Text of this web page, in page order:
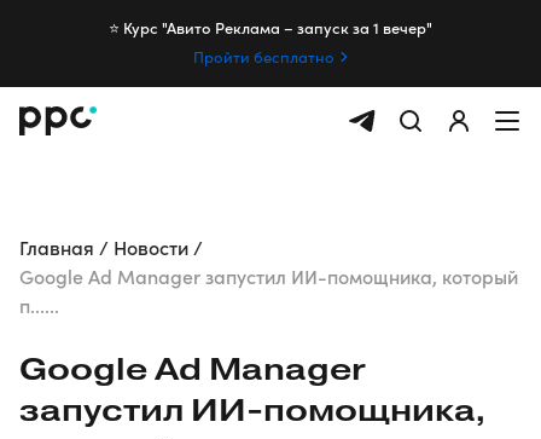
⭐️ Курс "Авито Реклама – запуск за 1 вечер"
Пройти бесплатно
Главная
Новости
Google Ad Manager запустил ИИ-помощника, который
п......
Google Ad Manager
запустил ИИ-помощника,